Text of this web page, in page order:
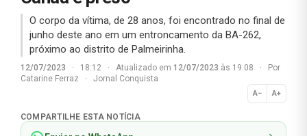
O corpo da vítima, de 28 anos, foi encontrado no final de
junho deste ano em um entroncamento da BA-262,
próximo ao distrito de Palmeirinha.
12/07/2023 · 18:12 · Atualizado em 12/07/2023 às 19:08 ·
Por
Catarine Ferraz
· Jornal Conquista
A− A+
Normal
COMPARTILHE ESTA NOTÍCIA